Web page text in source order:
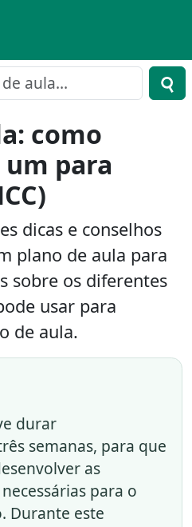
como
para
dicas e conselhos
plano de aula para
sobre os diferentes
usar para
de aula.
durar
semanas, para que
as
para o
Durante este